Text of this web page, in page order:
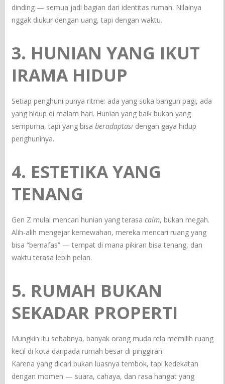
dinding — semua jadi bagian dari identitas rumah. Nilainya
nggak diukur dengan uang, tapi dengan waktu.
3. HUNIAN YANG IKUT
IRAMA HIDUP
Setiap penghuni punya ritme: ada yang suka bangun pagi, ada
yang hidup di malam hari. Hunian yang baik bukan yang
sempurna, tapi yang bisaberadaptasi dengan gaya hidup
penghuninya.
4. ESTETIKA YANG
TENANG
Gen Z mulai mencari hunian yang terasacalm, bukan megah.
Alih-alih mengejar kemewahan, mereka mencari ruang yang
bisa “bernafas” — tempat di mana pikiran bisa tenang, dan
waktu terasa lebih pelan.
5. RUMAH BUKAN
SEKADAR PROPERTI
Mungkin itu sebabnya, banyak orang muda rela memilih ruang
kecil di kota daripada rumah besar di pinggiran.
Karena yang dicari bukan luasnya tembok, tapi kedekatan
dengan momen — suara, cahaya, dan rasa hangat yang